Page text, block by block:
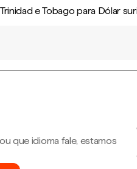
e Tobago para Dólar
que idioma fale, estamos